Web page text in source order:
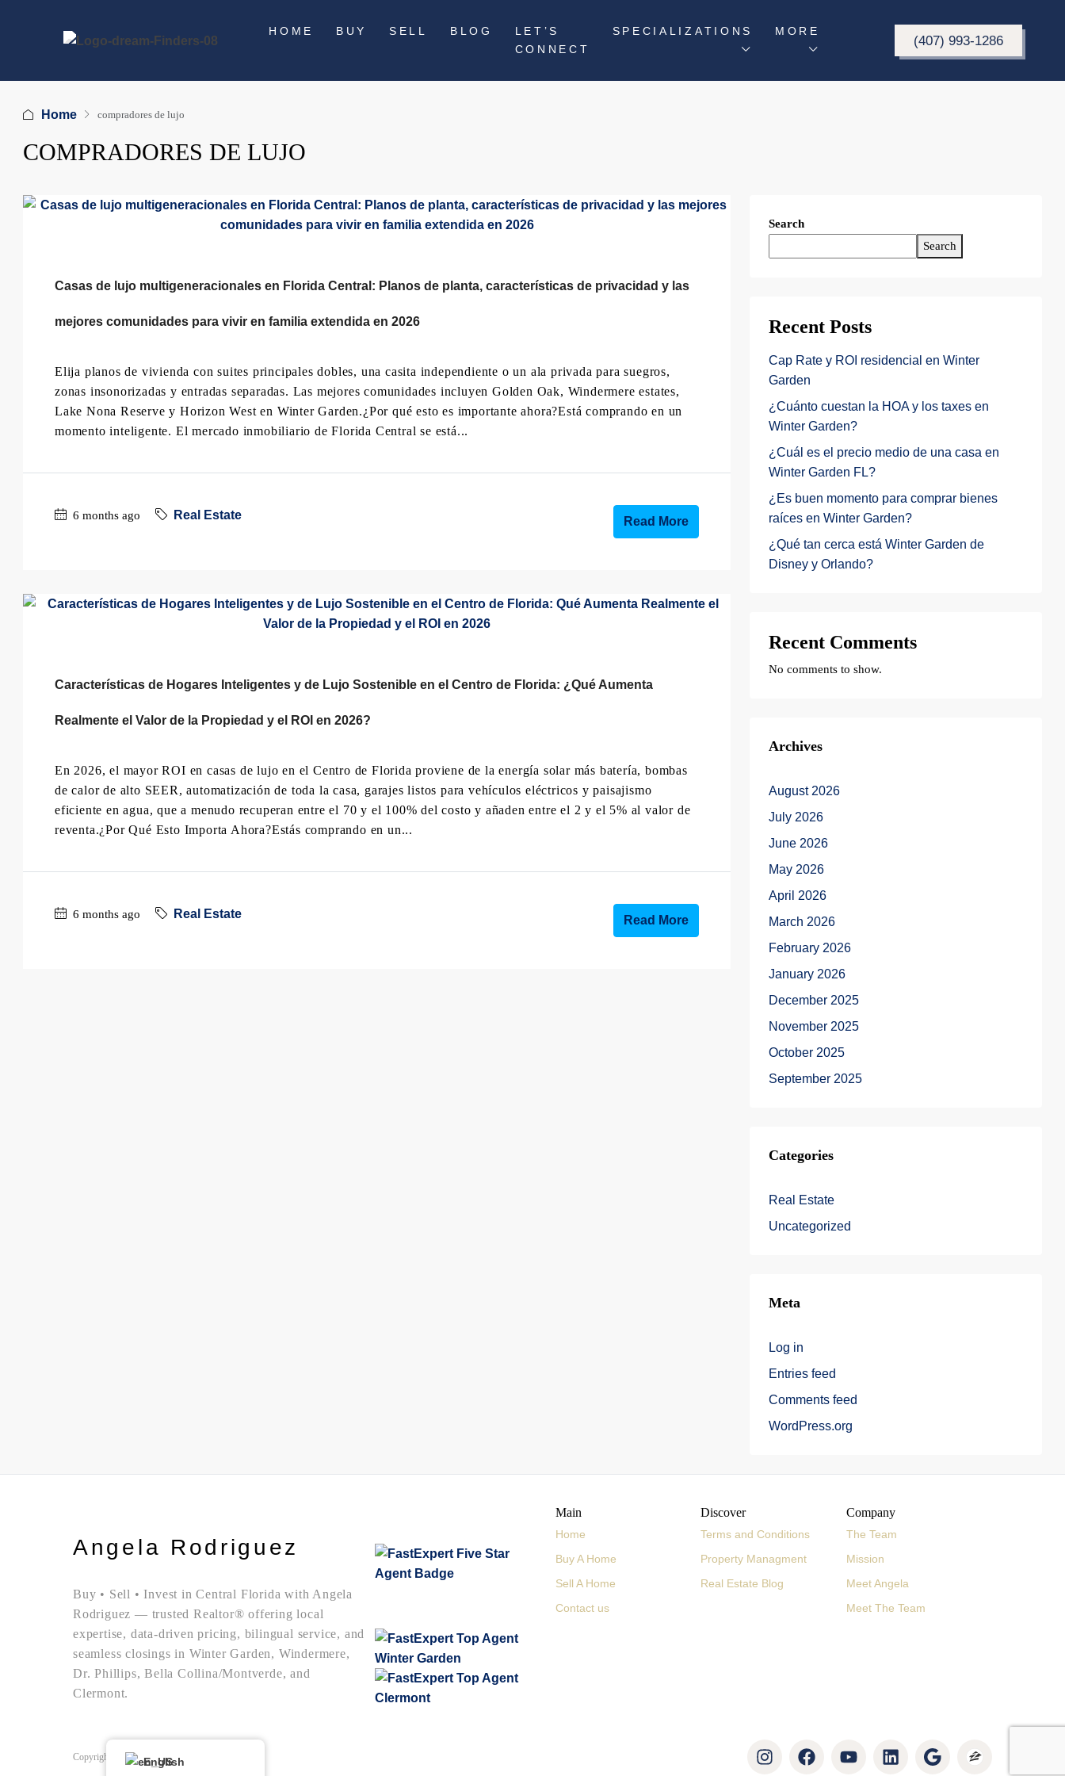
HOME BUY SELL BLOG
LET’S
CONNECT
SPECIALIZATIONS MORE
(407) 993-1286
Home compradores de lujo
COMPRADORES DE LUJO
Casas de lujo multigeneracionales en Florida Central: Planos de planta, características de privacidad y las
mejores comunidades para vivir en familia extendida en 2026
Elija planos de vivienda con suites principales dobles, una casita independiente o un ala privada para suegros,
zonas insonorizadas y entradas separadas. Las mejores comunidades incluyen Golden Oak, Windermere estates,
Lake Nona Reserve y Horizon West en Winter Garden.¿Por qué esto es importante ahora?Está comprando en un
momento inteligente. El mercado inmobiliario de Florida Central se está...
6 months ago Real Estate Read More
Características de Hogares Inteligentes y de Lujo Sostenible en el Centro de Florida: ¿Qué Aumenta
Realmente el Valor de la Propiedad y el ROI en 2026?
En 2026, el mayor ROI en casas de lujo en el Centro de Florida proviene de la energía solar más batería, bombas
de calor de alto SEER, automatización de toda la casa, garajes listos para vehículos eléctricos y paisajismo
eficiente en agua, que a menudo recuperan entre el 70 y el 100% del costo y añaden entre el 2 y el 5% al valor de
reventa.¿Por Qué Esto Importa Ahora?Estás comprando en un...
6 months ago Real Estate Read More
Search
Search
Recent Posts
Cap Rate y ROI residencial en Winter
Garden
¿Cuánto cuestan la HOA y los taxes en
Winter Garden?
¿Cuál es el precio medio de una casa en
Winter Garden FL?
¿Es buen momento para comprar bienes
raíces en Winter Garden?
¿Qué tan cerca está Winter Garden de
Disney y Orlando?
Recent Comments
No comments to show.
Archives
August 2026
July 2026
June 2026
May 2026
April 2026
March 2026
February 2026
January 2026
December 2025
November 2025
October 2025
September 2025
Categories
Real Estate
Uncategorized
Meta
Log in
Entries feed
Comments feed
WordPress.org
Angela Rodriguez
Buy • Sell • Invest in Central Florida with Angela
Rodriguez — trusted Realtor® offering local
expertise, data-driven pricing, bilingual service, and
seamless closings in Winter Garden, Windermere,
Dr. Phillips, Bella Collina/Montverde, and
Clermont.
Main
Home
Buy A Home
Sell A Home
Contact us
Discover
Terms and Conditions
Property Managment
Real Estate Blog
Company
The Team
Mission
Meet Angela
Meet The Team
Copyright © Angela Rodriguez | Realtor Expert
English